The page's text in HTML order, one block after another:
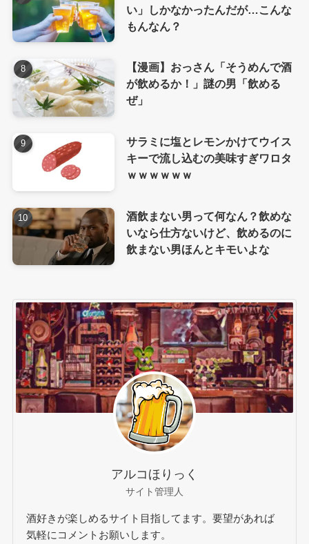
い」しかなかったんだが…こんな
もんなん？
【漫画】おっさん「そうめんで酒
が飲めるか！」謎の男「飲める
ぜ」
サラミに塩とレモンかけてウイス
キーで流し込むの美味すぎワロタ
ｗｗｗｗｗｗ
酒飲まない男って何なん？飲めな
いなら仕方ないけど、飲めるのに
飲まない男ほんとキモいよな
アルコほりっく
サイト管理人
酒好きが楽しめるサイト目指してます。要望があれば
気軽にコメントお願いします。